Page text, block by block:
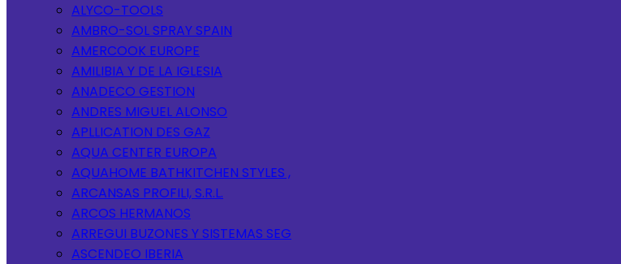
ALYCO-TOOLS
AMBRO-SOL SPRAY SPAIN
AMERCOOK EUROPE
AMILIBIA Y DE LA IGLESIA
ANADECO GESTION
ANDRES MIGUEL ALONSO
APLLICATION DES GAZ
AQUA CENTER EUROPA
AQUAHOME BATHKITCHEN STYLES ,
ARCANSAS PROFILI, S.R.L.
ARCOS HERMANOS
ARREGUI BUZONES Y SISTEMAS SEG
ASCENDEO IBERIA